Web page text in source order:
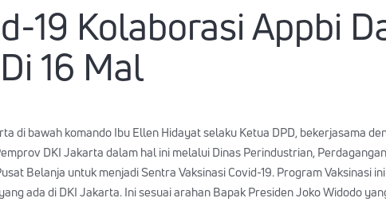
19 Kolaborasi Appbi
16 Mal
di bawah komando Ibu Ellen Hidayat selaku Ketua DPD, bekerjasama
DKI Jakarta dalam hal ini melalui Dinas Perindustrian,
Belanja untuk menjadi Sentra Vaksinasi Covid-19. Program Vaksinasi
ada di DKI Jakarta. Ini sesuai arahan Bapak Presiden Joko Widodo